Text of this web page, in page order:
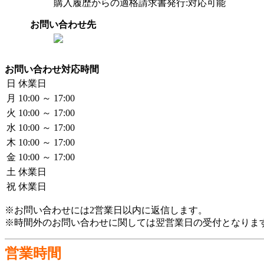
購入履歴からの適格請求書発行:対応可能
お問い合わせ先
お問い合わせ対応時間
日 休業日
月 10:00 ～ 17:00
火 10:00 ～ 17:00
水 10:00 ～ 17:00
木 10:00 ～ 17:00
金 10:00 ～ 17:00
土 休業日
祝 休業日
※お問い合わせには2営業日以内に返信します。
※時間外のお問い合わせに関しては翌営業日の受付となりま
営業時間